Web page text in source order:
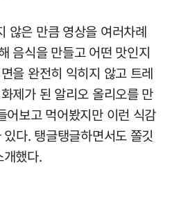
않은 만큼 영상을 여러차례
음식을 만들고 어떤 맛인지
을 완전히 익히지 않고 트레
제가 된 알리오 올리오를 만
어보고 먹어봤지만 이런 식감
다. 탱글탱글하면서도 쫄깃
했다.